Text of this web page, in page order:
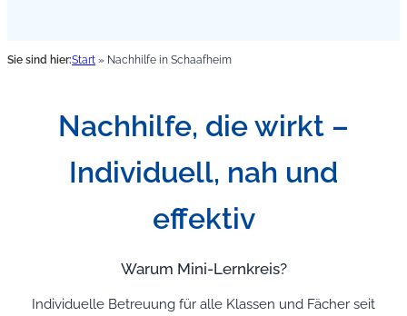
Sie sind hier:Start » Nachhilfe in Schaafheim
Nachhilfe, die wirkt –
Individuell, nah und
effektiv
Warum Mini-Lernkreis?
Individuelle Betreuung für alle Klassen und Fächer seit